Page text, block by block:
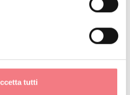
tutti
di informarsi tramite il